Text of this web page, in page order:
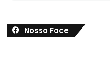
Nosso Face